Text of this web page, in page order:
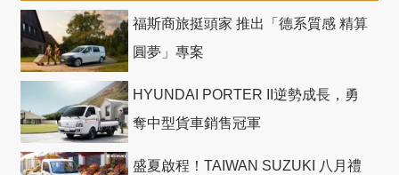
福斯商旅挺頭家 推出「德系質感 精算
圓夢」專案
HYUNDAI PORTER II逆勢成長，勇
奪中型貨車銷售冠軍
盛夏啟程！TAIWAN SUZUKI 八月禮